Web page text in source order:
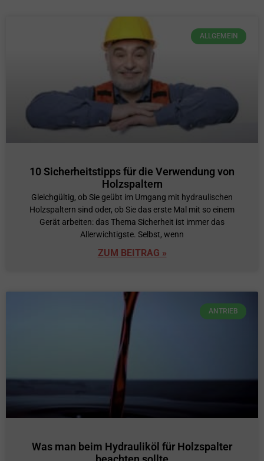
ALLGEMEIN
10 Sicherheitstipps für die Verwendung von
Holzspaltern
Gleichgültig, ob Sie geübt im Umgang mit hydraulischen
Holzspaltern sind oder, ob Sie das erste Mal mit so einem
Gerät arbeiten: das Thema Sicherheit ist immer das
Allerwichtigste. Selbst, wenn
ZUM BEITRAG »
ANTRIEB
Was man beim Hydrauliköl für Holzspalter